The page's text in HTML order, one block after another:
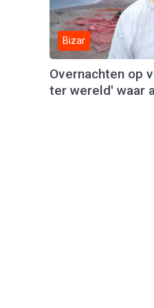
Bizar
Overnachten op
ter wereld' waar